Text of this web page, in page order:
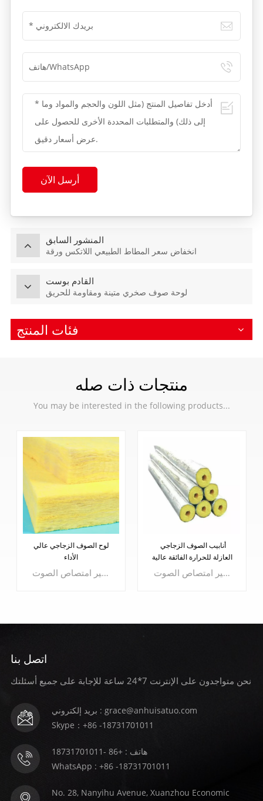
أرسل الآن
المنشور السابق
انخفاض سعر المطاط الطبيعي اللاتكس ورقة
القادم بوست
لوحة صوف صخري متينة ومقاومة للحريق
فئات المنتج
منتجات ذات صله
You may be interested in the following products...
لوح الصوف الزجاجي عالي
الأداء
منتج الصوف الزجاجي هو نوع من الألياف الرقيقة، والمواد العازلة ذات الموصلية الحرارية المنخفضة، والهيكل الخاص يحدد ذلك أنابيب الصوف الزجاجي يمكن أن يكون جيدًا جدًا يحبس الهواء، بحيث لا يتدفق، ويضع حدًا لنقل الحرارة بالحمل الحراري للهواء، ولكن يمكن أيضًا أن يقلل بسرعة من انتقال الصوت، وذلك للحرارة وتأثير امتصاص الصوت.
العازلة للحرارة الفائقة عالية
الجودة
منتج الصوف الزجاجي هو نوع من الألياف الرقيقة، والمواد العازلة ذات الموصلية الحرارية المنخفضة، والهيكل الخاص يحدد ذلك أنابيب الصوف الزجاجي يمكن أن يكون جيدًا جدًا يحبس الهواء، بحيث لا يتدفق، ويضع حدًا لنقل الحرارة بالحمل الحراري للهواء، ولكن يمكن أيضًا أن يقلل بسرعة من انتقال الصوت، وذلك للحرارة وتأثير امتصاص الصوت.
اتصل بنا
نحن متواجدون على الإنترنت 7*24 ساعة للإجابة على جميع أسئلتك
بريد إلكتروني : grace@anhuisatuo.com
Skype：+86 -18731701011
هاتف : +86 -18731701011
WhatsApp : +86 -18731701011
No. 28, Nanyihu Avenue, Xuanzhou Economic